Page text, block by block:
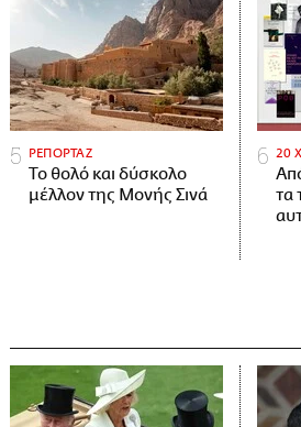
ΡΕΠΟΡΤΑΖ
Το θολό και δύσκολο
μέλλον της Μονής Σινά
20
τα